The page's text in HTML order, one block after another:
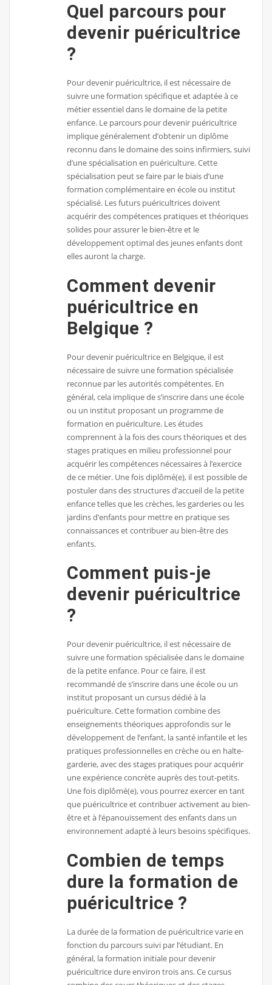
Quel parcours pour
devenir puéricultrice
?
Pour devenir puéricultrice, il est nécessaire de
suivre une formation spécifique et adaptée à ce
métier essentiel dans le domaine de la petite
enfance. Le parcours pour devenir puéricultrice
implique généralement d’obtenir un diplôme
reconnu dans le domaine des soins infirmiers, suivi
d’une spécialisation en puériculture. Cette
spécialisation peut se faire par le biais d’une
formation complémentaire en école ou institut
spécialisé. Les futurs puéricultrices doivent
acquérir des compétences pratiques et théoriques
solides pour assurer le bien-être et le
développement optimal des jeunes enfants dont
elles auront la charge.
Comment devenir
puéricultrice en
Belgique ?
Pour devenir puéricultrice en Belgique, il est
nécessaire de suivre une formation spécialisée
reconnue par les autorités compétentes. En
général, cela implique de s’inscrire dans une école
ou un institut proposant un programme de
formation en puériculture. Les études
comprennent à la fois des cours théoriques et des
stages pratiques en milieu professionnel pour
acquérir les compétences nécessaires à l’exercice
de ce métier. Une fois diplômé(e), il est possible de
postuler dans des structures d’accueil de la petite
enfance telles que les crèches, les garderies ou les
jardins d’enfants pour mettre en pratique ses
connaissances et contribuer au bien-être des
enfants.
Comment puis-je
devenir puéricultrice
?
Pour devenir puéricultrice, il est nécessaire de
suivre une formation spécialisée dans le domaine
de la petite enfance. Pour ce faire, il est
recommandé de s’inscrire dans une école ou un
institut proposant un cursus dédié à la
puériculture. Cette formation combine des
enseignements théoriques approfondis sur le
développement de l’enfant, la santé infantile et les
pratiques professionnelles en crèche ou en halte-
garderie, avec des stages pratiques pour acquérir
une expérience concrète auprès des tout-petits.
Une fois diplômé(e), vous pourrez exercer en tant
que puéricultrice et contribuer activement au bien-
être et à l’épanouissement des enfants dans un
environnement adapté à leurs besoins spécifiques.
Combien de temps
dure la formation de
puéricultrice ?
La durée de la formation de puéricultrice varie en
fonction du parcours suivi par l’étudiant. En
général, la formation initiale pour devenir
puéricultrice dure environ trois ans. Ce cursus